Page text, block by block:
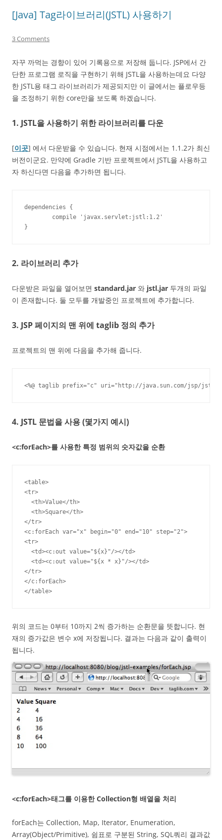
[Java] Tag라이브러리(JSTL) 사용하기
3 Comments
자꾸 까먹는 경향이 있어 기록용으로 저장해 둡니다. JSP에서 간
단한 프로그램 로직을 구현하기 위해 JSTL을 사용하는데요 다양
한 JSTL용 태그 라이브러리가 제공되지만 이 글에서는 플로우등
을 조정하기 위한 core만을 보도록 하겠습니다.
1. JSTL을 사용하기 위한 라이브러리를 다운
[이곳] 에서 다운받을 수 있습니다. 현재 시점에서는 1.1.2가 최신
버전이군요. 만약에 Gradle 기반 프로젝트에서 JSTL을 사용하고
자 하신다면 다음을 추가하면 됩니다.
dependencies {
}
2. 라이브러리 추가
다운받은 파일을 열어보면 standard.jar 와 jstl.jar 두개의 파일
이 존재합니다. 둘 모두를 개발중인 프로젝트에 추가합니다.
3. JSP 페이지의 맨 위에 taglib 정의 추가
프로젝트의 맨 위에 다음을 추가해 줍니다.
<%@ taglib prefix="c" uri="http://java.sun.com/jsp/jstl/
4. JSTL 문법을 사용 (몇가지 예시)
<c:forEach>를 사용한 특정 범위의 숫자값을 순환
<table>
<tr>
  <th>Value</th>
  <th>Square</th>
</tr>
<c:forEach var="x" begin="0" end="10" step="2">
<tr>
  <td><c:out value="${x}"/></td>
  <td><c:out value="${x * x}"/></td>
</tr>
</c:forEach>
</table>
위의 코드는 0부터 10까지 2씩 증가하는 순환문을 뜻합니다. 현
재의 증가값은 변수 x에 저장됩니다. 결과는 다음과 같이 출력이
됩니다.
<c:forEach>태그를 이용한 Collection형 배열을 처리
forEach는 Collection, Map, Iterator, Enumeration,
Array(Object/Primitive), 쉼표로 구분된 String, SQL쿼리 결과값